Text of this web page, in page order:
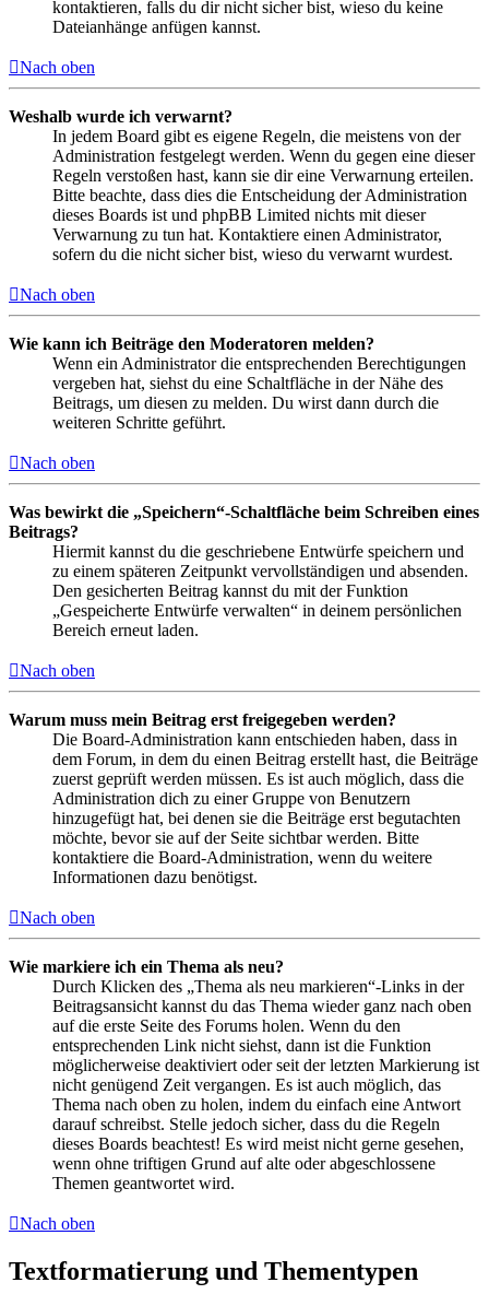
kontaktieren, falls du dir nicht sicher bist, wieso du keine
Dateianhänge anfügen kannst.
Nach oben
Weshalb wurde ich verwarnt?
In jedem Board gibt es eigene Regeln, die meistens von der
Administration festgelegt werden. Wenn du gegen eine dieser
Regeln verstoßen hast, kann sie dir eine Verwarnung erteilen.
Bitte beachte, dass dies die Entscheidung der Administration
dieses Boards ist und phpBB Limited nichts mit dieser
Verwarnung zu tun hat. Kontaktiere einen Administrator,
sofern du die nicht sicher bist, wieso du verwarnt wurdest.
Nach oben
Wie kann ich Beiträge den Moderatoren melden?
Wenn ein Administrator die entsprechenden Berechtigungen
vergeben hat, siehst du eine Schaltfläche in der Nähe des
Beitrags, um diesen zu melden. Du wirst dann durch die
weiteren Schritte geführt.
Nach oben
Was bewirkt die „Speichern“-Schaltfläche beim Schreiben eines
Beitrags?
Hiermit kannst du die geschriebene Entwürfe speichern und
zu einem späteren Zeitpunkt vervollständigen und absenden.
Den gesicherten Beitrag kannst du mit der Funktion
„Gespeicherte Entwürfe verwalten“ in deinem persönlichen
Bereich erneut laden.
Nach oben
Warum muss mein Beitrag erst freigegeben werden?
Die Board-Administration kann entschieden haben, dass in
dem Forum, in dem du einen Beitrag erstellt hast, die Beiträge
zuerst geprüft werden müssen. Es ist auch möglich, dass die
Administration dich zu einer Gruppe von Benutzern
hinzugefügt hat, bei denen sie die Beiträge erst begutachten
möchte, bevor sie auf der Seite sichtbar werden. Bitte
kontaktiere die Board-Administration, wenn du weitere
Informationen dazu benötigst.
Nach oben
Wie markiere ich ein Thema als neu?
Durch Klicken des „Thema als neu markieren“-Links in der
Beitragsansicht kannst du das Thema wieder ganz nach oben
auf die erste Seite des Forums holen. Wenn du den
entsprechenden Link nicht siehst, dann ist die Funktion
möglicherweise deaktiviert oder seit der letzten Markierung ist
nicht genügend Zeit vergangen. Es ist auch möglich, das
Thema nach oben zu holen, indem du einfach eine Antwort
darauf schreibst. Stelle jedoch sicher, dass du die Regeln
dieses Boards beachtest! Es wird meist nicht gerne gesehen,
wenn ohne triftigen Grund auf alte oder abgeschlossene
Themen geantwortet wird.
Nach oben
Textformatierung und Thementypen